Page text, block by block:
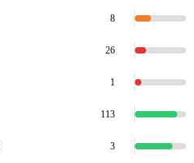
8
26
1
113
3